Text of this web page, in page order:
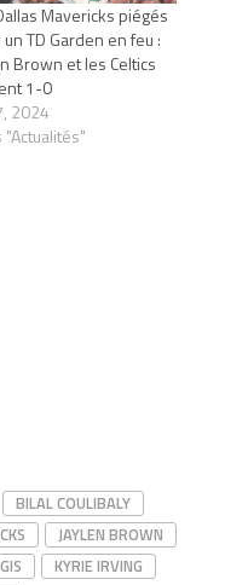
Mavericks piégés
TD Garden en feu :
Brown et les Celtics
1-0
2024
"Actualités"
BILAL COULIBALY
JAYLEN BROWN
KYRIE IRVING